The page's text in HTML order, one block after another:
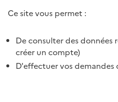
Ce site vous permet :
De consulter des données
créer un compte)
D'effectuer vos